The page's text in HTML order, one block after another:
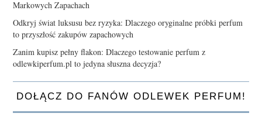
Markowych Zapachach
Odkryj świat luksusu bez ryzyka: Dlaczego oryginalne próbki perfum
to przyszłość zakupów zapachowych
Zanim kupisz pełny flakon: Dlaczego testowanie perfum z
odlewkiperfum.pl to jedyna słuszna decyzja?
DOŁĄCZ DO FANÓW ODLEWEK PERFUM!